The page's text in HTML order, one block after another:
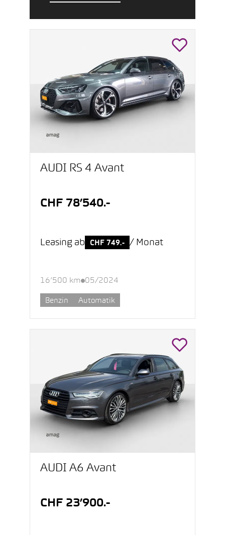
AUDI RS 4 Avant
CHF 78’540.-
Leasing ab CHF 749.- / Monat
16’500 km 05/2024
Benzin Automatik
AUDI A6 Avant
CHF 23’900.-